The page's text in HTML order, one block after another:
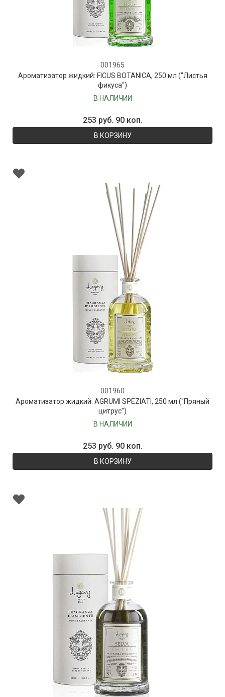
001965
Ароматизатор жидкий: FICUS BOTANICA, 250 мл ("Листья
фикуса")
В НАЛИЧИИ
253 руб. 90 коп.
В КОРЗИНУ
001960
Ароматизатор жидкий: AGRUMI SPEZIATI, 250 мл ("Пряный
цитрус")
В НАЛИЧИИ
253 руб. 90 коп.
В КОРЗИНУ